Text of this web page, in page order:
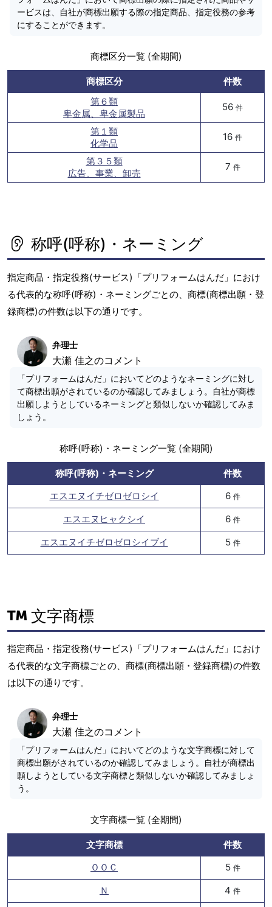
ービスは、自社が商標出願する際の指定商品、指定役務の参考
にすることができます。
商標区分一覧 (全期間)
商標区分
件数
第６類
卑金属、卑金属製品
56 件
第１類
化学品
16 件
第３５類
広告、事業、卸売
7 件
称呼(呼称)・ネーミング
指定商品・指定役務(サービス)「プリフォームはんだ」におけ
る代表的な称呼(呼称)・ネーミングごとの、商標(商標出願・登
録商標)の件数は以下の通りです。
弁理士
大瀬 佳之のコメント
「プリフォームはんだ」においてどのようなネーミングに対し
て商標出願がされているのか確認してみましょう。自社が商標
出願しようとしているネーミングと類似しないか確認してみま
しょう。
称呼(呼称)・ネーミング一覧 (全期間)
称呼(呼称)・ネーミング
件数
エスエヌイチゼロゼロシイ
6 件
エスエヌヒャクシイ 6 件
エスエヌイチゼロゼロシイブイ 5 件
文字商標
指定商品・指定役務(サービス)「プリフォームはんだ」におけ
る代表的な文字商標ごとの、商標(商標出願・登録商標)の件数
は以下の通りです。
弁理士
大瀬 佳之のコメント
「プリフォームはんだ」においてどのような文字商標に対して
商標出願がされているのか確認してみましょう。自社が商標出
願しようとしている文字商標と類似しないか確認してみましょ
う。
文字商標一覧 (全期間)
文字商標
件数
ＯＯＣ
5 件
Ｎ 4 件